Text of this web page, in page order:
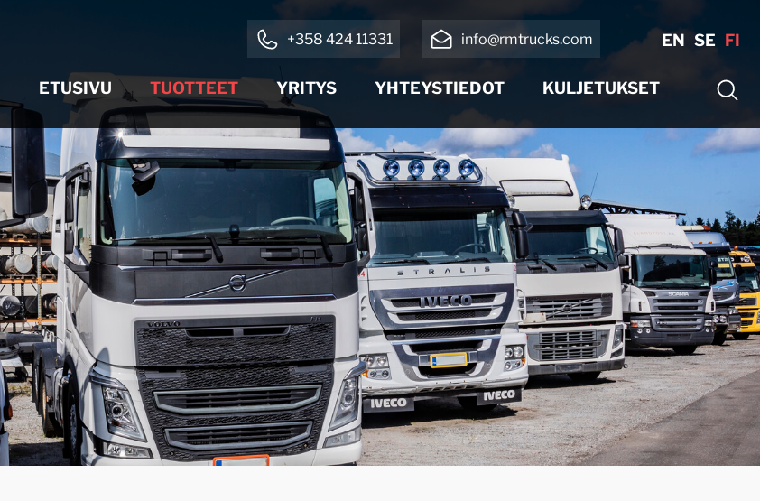
+358 424 11331 info@rmtrucks.com EN SE FI
ETUSIVU TUOTTEET YRITYS YHTEYSTIEDOT KULJETUKSET